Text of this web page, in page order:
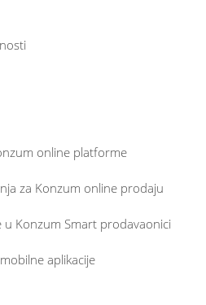
online platforme
za Konzum online prodaju
Konzum Smart prodavaonici
aplikacije